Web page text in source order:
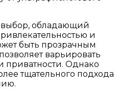
выбор, обладающий
и
быть прозрачным
варьировать
приватности. Однако
тщательного подхода